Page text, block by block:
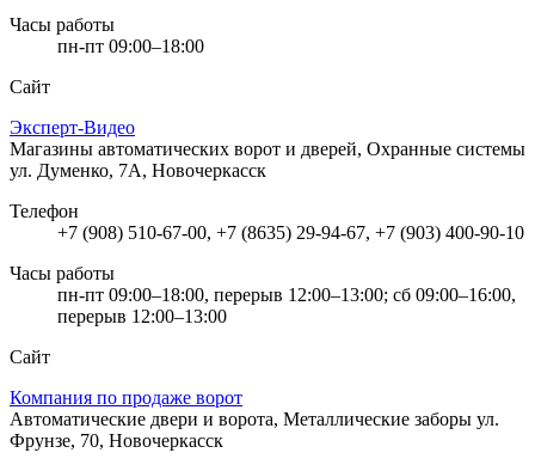
Часы работы
пн-пт 09:00–18:00
Сайт
Эксперт-Видео
Магазины автоматических ворот и дверей, Охранные системы
ул. Думенко, 7А, Новочеркасск
Телефон
+7 (908) 510-67-00, +7 (8635) 29-94-67, +7 (903) 400-90-10
Часы работы
пн-пт 09:00–18:00, перерыв 12:00–13:00; сб 09:00–16:00,
перерыв 12:00–13:00
Сайт
Компания по продаже ворот
Автоматические двери и ворота, Металлические заборы ул.
Фрунзе, 70, Новочеркасск